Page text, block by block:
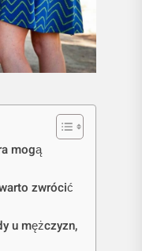
mogą
zwrócić
u mężczyzn,